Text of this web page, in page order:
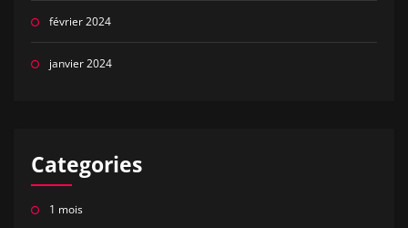
février 2024
janvier 2024
Categories
1 mois